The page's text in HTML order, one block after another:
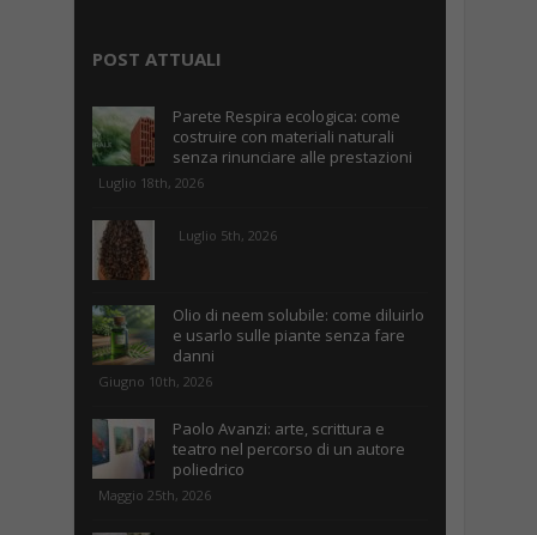
POST ATTUALI
Parete Respira ecologica: come
costruire con materiali naturali
senza rinunciare alle prestazioni
Luglio 18th, 2026
Luglio 5th, 2026
Olio di neem solubile: come diluirlo
e usarlo sulle piante senza fare
danni
Giugno 10th, 2026
Paolo Avanzi: arte, scrittura e
teatro nel percorso di un autore
poliedrico
Maggio 25th, 2026